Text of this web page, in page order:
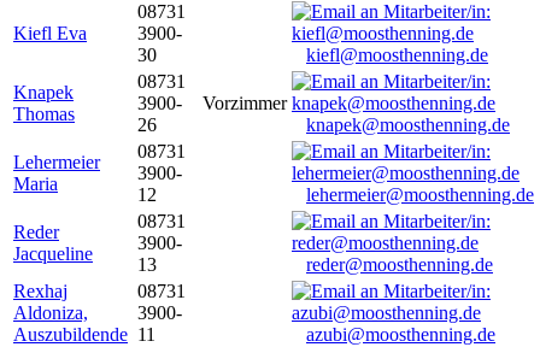
Kiefl Eva
08731
3900-
30
kiefl@moosthenning.de
Knapek
Thomas
08731
3900-
26
Vorzimmer
knapek@moosthenning.de
Lehermeier
Maria
08731
3900-
12
lehermeier@moosthenning.de
Reder
Jacqueline
08731
3900-
13
reder@moosthenning.de
Rexhaj
Aldoniza,
Auszubildende
08731
3900-
11
azubi@moosthenning.de